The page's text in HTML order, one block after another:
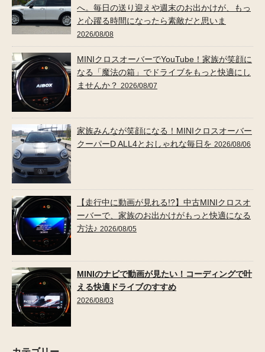
へ。毎日の送り迎えや週末のお出かけが、もっ
と心躍る時間になったら素敵だと思いま
2026/08/08
MINIクロスオーバーでYouTube！家族が笑顔に
なる「魔法の箱」でドライブをもっと快適にし
ませんか？ 2026/08/07
家族みんなが笑顔になる！MINIクロスオーバー
クーパーD ALL4とおしゃれな毎日を 2026/08/06
【走行中に動画が見れる!?】中古MINIクロスオ
ーバーで、家族のお出かけがもっと快適になる
方法♪ 2026/08/05
MINIのナビで動画が見たい！コーディングで叶
える快適ドライブのすすめ
2026/08/03